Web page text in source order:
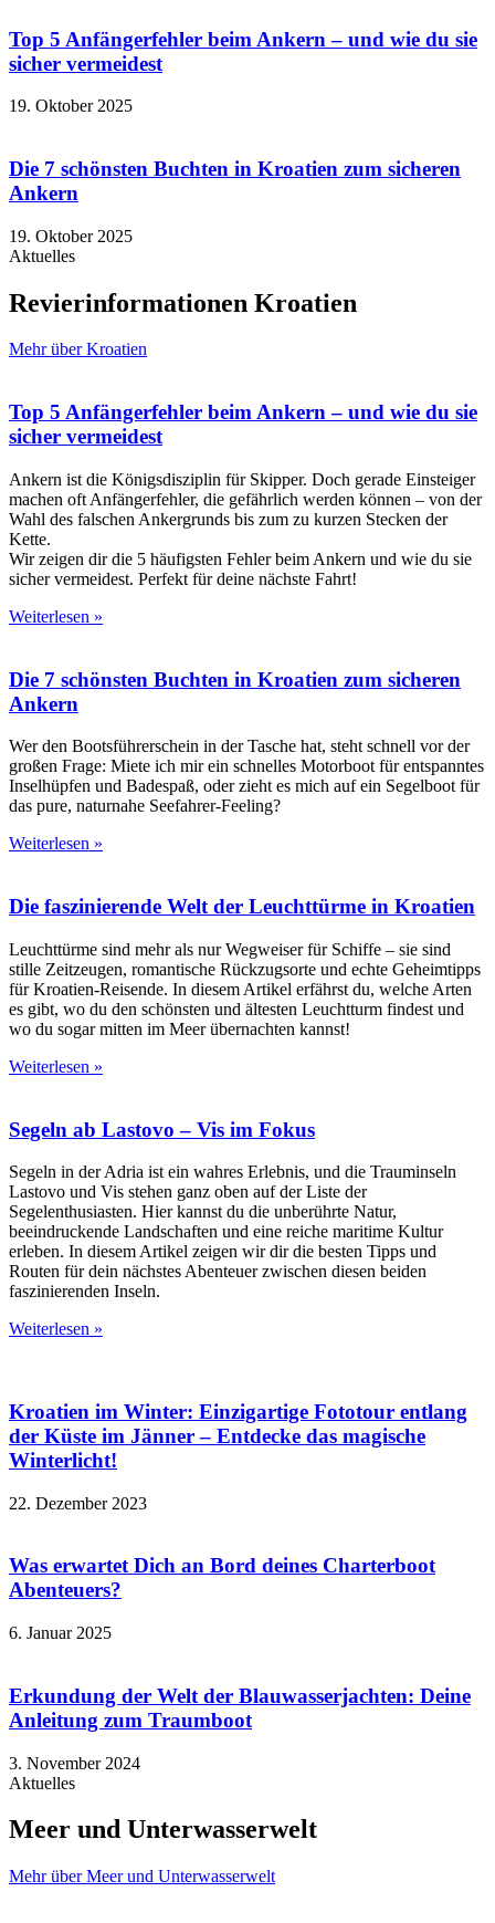
Top 5 Anfängerfehler beim Ankern – und wie du sie
sicher vermeidest
19. Oktober 2025
Die 7 schönsten Buchten in Kroatien zum sicheren
Ankern
19. Oktober 2025
Aktuelles
Revierinformationen Kroatien
Mehr über Kroatien
Top 5 Anfängerfehler beim Ankern – und wie du sie
sicher vermeidest
Ankern ist die Königsdisziplin für Skipper. Doch gerade Einsteiger
machen oft Anfängerfehler, die gefährlich werden können – von der
Wahl des falschen Ankergrunds bis zum zu kurzen Stecken der
Kette.
Wir zeigen dir die 5 häufigsten Fehler beim Ankern und wie du sie
sicher vermeidest. Perfekt für deine nächste Fahrt!
Weiterlesen »
Die 7 schönsten Buchten in Kroatien zum sicheren
Ankern
Wer den Bootsführerschein in der Tasche hat, steht schnell vor der
großen Frage: Miete ich mir ein schnelles Motorboot für entspanntes
Inselhüpfen und Badespaß, oder zieht es mich auf ein Segelboot für
das pure, naturnahe Seefahrer-Feeling?
Weiterlesen »
Die faszinierende Welt der Leuchttürme in Kroatien
Leuchttürme sind mehr als nur Wegweiser für Schiffe – sie sind
stille Zeitzeugen, romantische Rückzugsorte und echte Geheimtipps
für Kroatien-Reisende. In diesem Artikel erfährst du, welche Arten
es gibt, wo du den schönsten und ältesten Leuchtturm findest und
wo du sogar mitten im Meer übernachten kannst!
Weiterlesen »
Segeln ab Lastovo – Vis im Fokus
Segeln in der Adria ist ein wahres Erlebnis, und die Trauminseln
Lastovo und Vis stehen ganz oben auf der Liste der
Segelenthusiasten. Hier kannst du die unberührte Natur,
beeindruckende Landschaften und eine reiche maritime Kultur
erleben. In diesem Artikel zeigen wir dir die besten Tipps und
Routen für dein nächstes Abenteuer zwischen diesen beiden
faszinierenden Inseln.
Weiterlesen »
Kroatien im Winter: Einzigartige Fototour entlang
der Küste im Jänner – Entdecke das magische
Winterlicht!
22. Dezember 2023
Was erwartet Dich an Bord deines Charterboot
Abenteuers?
6. Januar 2025
Erkundung der Welt der Blauwasserjachten: Deine
Anleitung zum Traumboot
3. November 2024
Aktuelles
Meer und Unterwasserwelt
Mehr über Meer und Unterwasserwelt